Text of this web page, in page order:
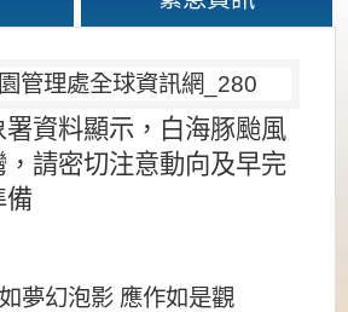
資料顯示，白海豚颱風
請密切注意動向及早完
備
如夢幻泡影 應作如是觀